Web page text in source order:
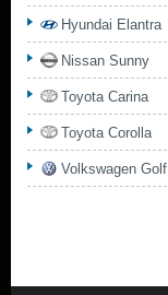
Hyundai Elantra
Nissan Sunny
Toyota Carina
Toyota Corolla
Volkswagen Golf